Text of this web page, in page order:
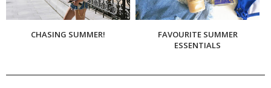
CHASING SUMMER!
FAVOURITE SUMMER
ESSENTIALS